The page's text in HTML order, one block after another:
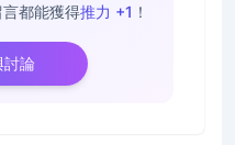
都能獲得推力 +1 ！
討論